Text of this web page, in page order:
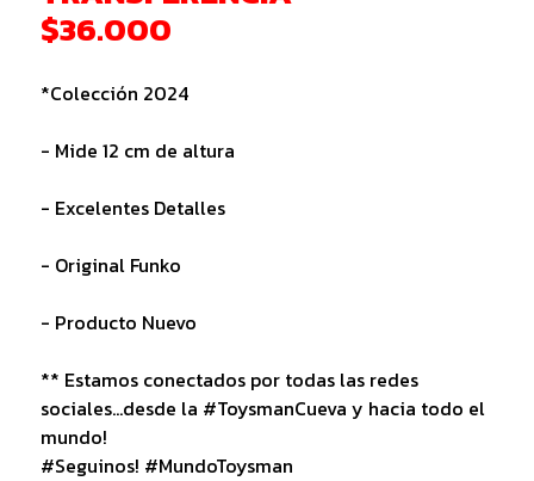
$36.000
*Colección 2024
- Mide 12 cm de altura
- Excelentes Detalles
- Original Funko
- Producto Nuevo
** Estamos conectados por todas las redes
sociales...desde la #ToysmanCueva y hacia todo el
mundo!
#Seguinos! #MundoToysman